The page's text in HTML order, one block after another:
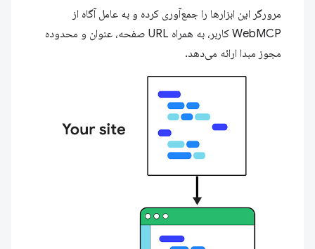
مرورگر این ابزارها را جمع‌آوری کرده و به عامل آگاه از
WebMCP کاربر، به همراه URL صفحه، عنوان و محدوده
مجوز مبدا ارائه می‌دهد.